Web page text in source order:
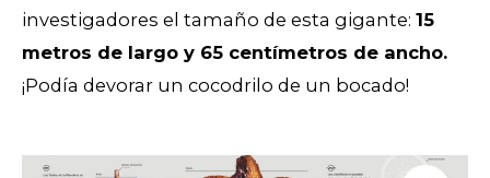
investigadores el tamaño de esta gigante: 15
metros de largo y 65 centímetros de ancho.
¡Podía devorar un cocodrilo de un bocado!